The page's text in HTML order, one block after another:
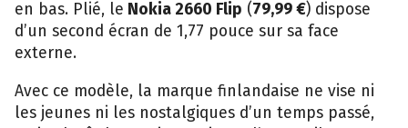
en bas. Plié, le Nokia 2660 Flip (79,99 €) dispose
d’un second écran de 1,77 pouce sur sa face
externe.
Avec ce modèle, la marque finlandaise ne vise ni
les jeunes ni les nostalgiques d’un temps passé,